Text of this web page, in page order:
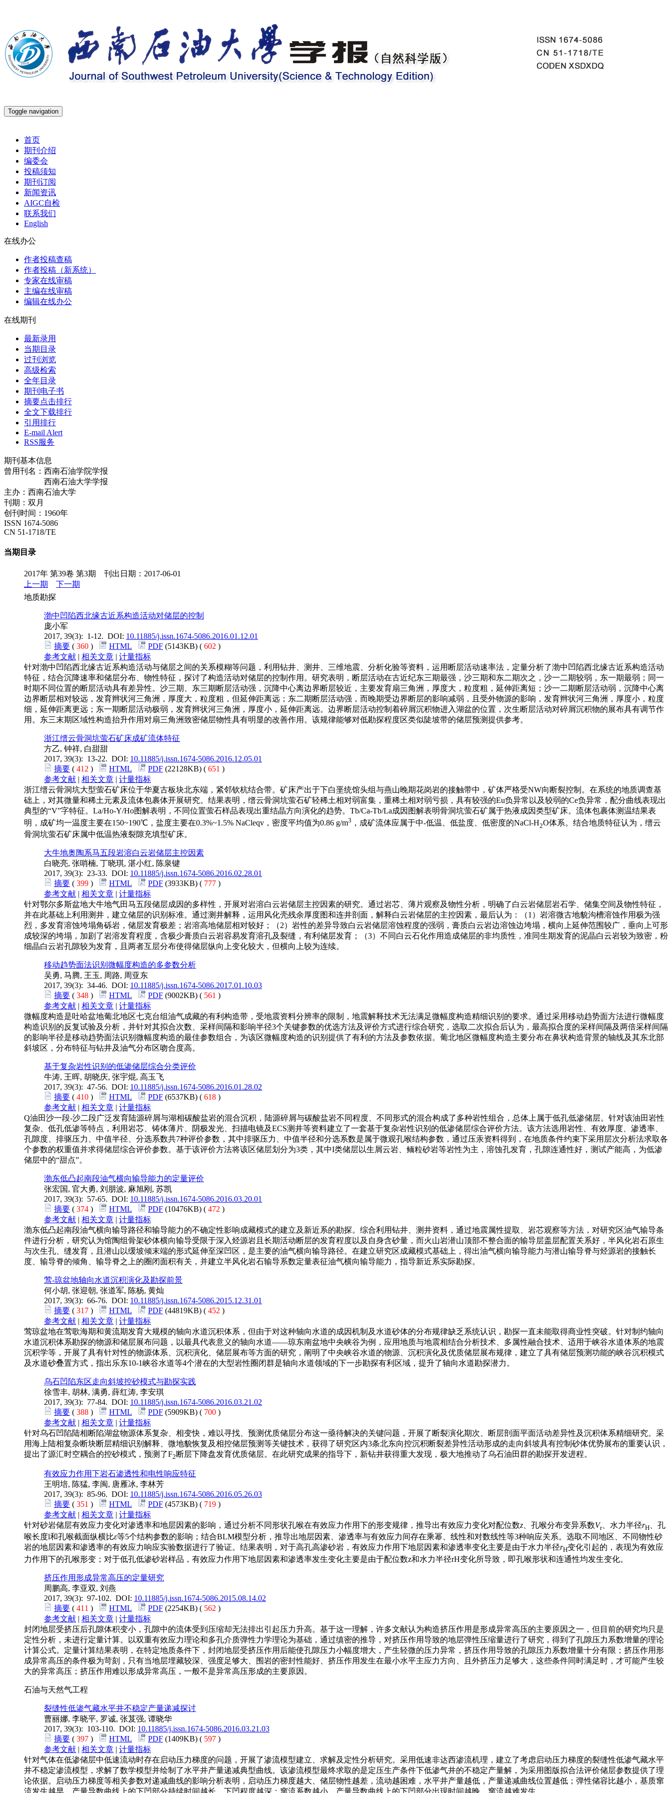
Toggle navigation
首页
期刊介绍
编委会
投稿须知
期刊订阅
新闻资讯
AIGC自检
联系我们
English
在线办公
作者投稿查稿
作者投稿（新系统）
专家在线审稿
主编在线审稿
编辑在线办公
在线期刊
最新录用
当期目录
过刊浏览
高级检索
全年目录
期刊电子书
摘要点击排行
全文下载排行
引用排行
E-mail Alert
RSS服务
期刊基本信息
曾用刊名：西南石油学院学报
西南石油大学学报
主办：西南石油大学
刊期：双月
创刊时间：1960年
ISSN 1674-5086
CN 51-1718/TE
当期目录
2017年 第39卷 第3期 刊出日期：2017-06-01
上一期
下一期
地质勘探
渤中凹陷西北缘古近系构造活动对储层的控制
庞小军
2017, 39(3): 1-12. DOI: 10.11885/j.issn.1674-5086.2016.01.12.01
摘要 ( 360 ) HTML PDF (5143KB) ( 602 )
参考文献 | 相关文章 | 计量指标
针对渤中凹陷西北缘古近系构造活动与储层之间的关系模糊等问题，利用钻井、测井、三维地震、分析化验等资料，运用断层活动速率法，定量分析了渤中凹陷西北缘古近系构造活动
特征，结合沉降速率和储层分布、物性特征，探讨了构造活动对储层的控制作用。研究表明，断层活动在古近纪东三期最强，沙三期和东二期次之，沙一二期较弱，东一期最弱；同一
时期不同位置的断层活动具有差异性。沙三期、东三期断层活动强，沉降中心离边界断层较近，主要发育扇三角洲，厚度大，粒度粗，延伸距离短；沙一二期断层活动弱，沉降中心离
边界断层相对较远，发育辫状河三角洲，厚度大，粒度粗，但延伸距离远；东二期断层活动强，而晚期受边界断层的影响减弱，且受外物源的影响，发育辫状河三角洲，厚度小，粒度
细，延伸距离更远；东一期断层活动极弱，发育辫状河三角洲，厚度小，延伸距离远。边界断层活动控制着碎屑沉积物进入湖盆的位置，次生断层活动对碎屑沉积物的展布具有调节作
用。东三末期区域性构造抬升作用对扇三角洲致密储层物性具有明显的改善作用。该规律能够对低勘探程度区类似陡坡带的储层预测提供参考。
浙江缙云骨洞坑萤石矿床成矿流体特征
方乙, 钟祥, 白甜甜
2017, 39(3): 13-22. DOI: 10.11885/j.issn.1674-5086.2016.12.05.01
摘要 ( 412 ) HTML PDF (22128KB) ( 651 )
参考文献 | 相关文章 | 计量指标
浙江缙云骨洞坑大型萤石矿床位于华夏古板块北东端，紧邻钦杭结合带。矿床产出于下白垩统馆头组与燕山晚期花岗岩的接触带中，矿体严格受NW向断裂控制。在系统的地质调查基
础上，对其微量和稀土元素及流体包裹体开展研究。结果表明，缙云骨洞坑萤石矿轻稀土相对弱富集，重稀土相对弱亏损，具有较强的Eu负异常以及较弱的Ce负异常，配分曲线表现出
典型的“V”字特征。La/Ho-Y/Ho图解表明，不同位置萤石样品表现出重结晶方向演化的趋势。Tb/Ca-Tb/La成因图解表明骨洞坑萤石矿属于热液成因类型矿床。流体包裹体测温结果表
明，成矿均一温度主要在150~190℃，盐度主要在0.3%~1.5% NaCleqv，密度平均值为0.86 g/m3 ，成矿流体应属于中-低温、低盐度、低密度的NaCl-H2O体系。结合地质特征认为，缙云
骨洞坑萤石矿床属中低温热液裂隙充填型矿床。
大牛地奥陶系马五段岩溶白云岩储层主控因素
白晓亮, 张哨楠, 丁晓琪, 湛小红, 陈泉键
2017, 39(3): 23-33. DOI: 10.11885/j.issn.1674-5086.2016.02.28.01
摘要 ( 399 ) HTML PDF (3933KB) ( 777 )
参考文献 | 相关文章 | 计量指标
针对鄂尔多斯盆地大牛地气田马五段储层成因的多样性，开展对岩溶白云岩储层主控因素的研究。通过岩芯、薄片观察及物性分析，明确了白云岩储层岩石学、储集空间及物性特征，
并在此基础上利用测井，建立储层的识别标准。通过测井解释，运用风化壳残余厚度图和连井剖面，解释白云岩储层的主控因素，最后认为：（1）岩溶微古地貌沟槽溶蚀作用极为强
烈，多发育溶蚀垮塌角砾岩，储层发育极差；岩溶高地储层相对较好；（2）岩性的差异导致白云岩储层溶蚀程度的强弱，膏质白云岩边溶蚀边垮塌，横向上延伸范围较广，垂向上可形
成较深的垮塌，加剧了岩溶发育程度，含极少膏质白云岩容易发育溶孔及裂缝，有利储层发育；（3）不同白云石化作用造成储层的非均质性，准同生期发育的泥晶白云岩较为致密，粉
细晶白云岩孔隙较为发育，且两者互层分布使得储层纵向上变化较大，但横向上较为连续。
移动趋势面法识别微幅度构造的多参数分析
吴勇, 马腾, 王玉, 周路, 周亚东
2017, 39(3): 34-46. DOI: 10.11885/j.issn.1674-5086.2017.01.10.03
摘要 ( 348 ) HTML PDF (9002KB) ( 561 )
参考文献 | 相关文章 | 计量指标
微幅度构造是吐哈盆地葡北地区七克台组油气成藏的有利构造带，受地震资料分辨率的限制，地震解释技术无法满足微幅度构造精细识别的要求。通过采用移动趋势面方法进行微幅度
构造识别的反复试验及分析，并针对其拟合次数、采样间隔和影响半径3个关键参数的优选方法及评价方式进行综合研究，选取二次拟合后认为，最高拟合度的采样间隔及两倍采样间隔
的影响半径是移动趋势面法识别微幅度构造的最佳参数组合，为该区微幅度构造的识别提供了有利的方法及参数依据。葡北地区微幅度构造主要分布在鼻状构造背景的轴线及其东北部
斜坡区，分布特征与钻井及油气分布区吻合度高。
基于复杂岩性识别的低渗储层综合分类评价
牛涛, 王晖, 胡晓庆, 张宇焜, 高玉飞
2017, 39(3): 47-56. DOI: 10.11885/j.issn.1674-5086.2016.01.28.02
摘要 ( 410 ) HTML PDF (6537KB) ( 618 )
参考文献 | 相关文章 | 计量指标
Q油田沙一段-沙二段广泛发育陆源碎屑与湖相碳酸盐岩的混合沉积，陆源碎屑与碳酸盐岩不同程度、不同形式的混合构成了多种岩性组合，总体上属于低孔低渗储层。针对该油田岩性
复杂、低孔低渗等特点，利用岩芯、铸体薄片、阴极发光、扫描电镜及ECS测井等资料建立了一套基于复杂岩性识别的低渗储层综合评价方法。该方法选用岩性、有效厚度、渗透率、
孔隙度、排驱压力、中值半径、分选系数共7种评价参数，其中排驱压力、中值半径和分选系数是属于微观孔喉结构参数，通过压汞资料得到，在地质条件约束下采用层次分析法求取各
个参数的权重值并求得储层综合评价参数。基于该评价方法将该区储层划分为3类，其中I类储层以生屑云岩、鲕粒砂岩等岩性为主，溶蚀孔发育，孔隙连通性好，测试产能高，为低渗
储层中的“甜点”。
渤东低凸起南段油气横向输导能力的定量评价
张宏国, 官大勇, 刘朋波, 麻旭刚, 苏凯
2017, 39(3): 57-65. DOI: 10.11885/j.issn.1674-5086.2016.03.20.01
摘要 ( 374 ) HTML PDF (10476KB) ( 472 )
参考文献 | 相关文章 | 计量指标
渤东低凸起南段油气横向输导路径和输导能力的不确定性影响成藏模式的建立及新近系的勘探。综合利用钻井、测井资料，通过地震属性提取、岩芯观察等方法，对研究区油气输导条
件进行分析，研究认为馆陶组骨架砂体横向输导受限于深入烃源岩且长期活动断层的发育程度以及自身含砂量，而火山岩潜山顶部不整合面的输导层盖层配置关系好，半风化岩石原生
与次生孔、缝发育，且潜山以缓坡倾末端的形式延伸至深凹区，是主要的油气横向输导路径。在建立研究区成藏模式基础上，得出油气横向输导能力与潜山输导脊与烃源岩的接触长
度、输导脊的倾角、输导脊之上的圈闭面积有关，并建立半风化岩石输导系数定量表征油气横向输导能力，指导新近系实际勘探。
莺-琼盆地轴向水道沉积演化及勘探前景
何小胡, 张迎朝, 张道军, 陈杨, 黄灿
2017, 39(3): 66-76. DOI: 10.11885/j.issn.1674-5086.2015.12.31.01
摘要 ( 317 ) HTML PDF (44819KB) ( 452 )
参考文献 | 相关文章 | 计量指标
莺琼盆地在莺歌海期和黄流期发育大规模的轴向水道沉积体系，但由于对这种轴向水道的成因机制及水道砂体的分布规律缺乏系统认识，勘探一直未能取得商业性突破。针对制约轴向
水道沉积体系勘探的物源和储层展布问题，以最具代表意义的轴向水道——琼东南盆地中央峡谷为例，应用地质与地震相结合分析技术、多属性融合技术、适用于峡谷水道体系的地震
沉积学等，开展了具有针对性的物源体系、沉积演化、储层展布等方面的研究，阐明了中央峡谷水道的物源、沉积演化及优质储层展布规律，建立了具有储层预测功能的峡谷沉积模式
及水道砂叠置方式，指出乐东10-1峡谷水道等4个潜在的大型岩性圈闭群是轴向水道领域的下一步勘探有利区域，提升了轴向水道勘探潜力。
乌石凹陷东区走向斜坡控砂模式与勘探实践
徐雪丰, 胡林, 满勇, 薛红涛, 李安琪
2017, 39(3): 77-84. DOI: 10.11885/j.issn.1674-5086.2016.03.21.02
摘要 ( 388 ) HTML PDF (5909KB) ( 700 )
参考文献 | 相关文章 | 计量指标
针对乌石凹陷陆相断陷湖盆物源体系复杂、相变快，难以寻找、预测优质储层分布这一亟待解决的关键问题，开展了断裂演化期次、断层剖面平面活动差异性及沉积体系精细研究。采
用海上陆相复杂断块断层精细识别解释、微地貌恢复及相控储层预测等关键技术，获得了研究区内3条北东向控沉积断裂差异性活动形成的走向斜坡具有控制砂体优势展布的重要认识，
提出了源汇时空耦合的控砂模式，预测了F2 断层下降盘发育优质储层。在此研究成果的指导下，新钻井获得重大发现，极大地推动了乌石油田群的勘探开发进程。
有效应力作用下岩石渗透性和电性响应特征
王明培, 陈猛, 李闽, 唐雁冰, 李林芳
2017, 39(3): 85-96. DOI: 10.11885/j.issn.1674-5086.2016.05.26.03
摘要 ( 351 ) HTML PDF (4573KB) ( 719 )
参考文献 | 相关文章 | 计量指标
针对砂岩储层有效应力变化对渗透率和地层因素的影响，通过分析不同形状孔喉在有效应力作用下的形变规律，推导出有效应力变化对配位数z 、孔喉分布变异系数Vr、水力半径rH 、孔
喉长度l和孔喉截面纵横比ε等5个结构参数的影响；结合BLM模型分析，推导出地层因素、渗透率与有效应力间存在乘幂、线性和对数线性等3种响应关系。选取不同地区、不同物性砂
岩的地层因素和渗透率的有效应力响应实验数据进行了验证。结果表明，对于高孔高渗砂岩，有效应力作用下地层因素和渗透率变化主要是由于水力半径rH变化引起的，表现为有效应
力作用下的孔喉形变；对于低孔低渗砂岩样品，有效应力作用下地层因素和渗透率发生变化主要是由于配位数z和水力半径rH变化所导致，即孔喉形状和连通性均发生变化。
挤压作用形成异常高压的定量研究
周鹏高, 李亚双, 刘燕
2017, 39(3): 97-102. DOI: 10.11885/j.issn.1674-5086.2015.08.14.02
摘要 ( 411 ) HTML PDF (2254KB) ( 562 )
参考文献 | 相关文章 | 计量指标
封闭地层受挤压后孔隙体积变小，孔隙中的流体受到压缩却无法排出引起压力升高。基于这一理解，许多文献认为构造挤压作用是形成异常高压的主要原因之一，但目前的研究均只是
定性分析，未进行定量计算。以双重有效应力理论和多孔介质弹性力学理论为基础，通过缜密的推导，对挤压作用导致的地层弹性压缩量进行了研究，得到了孔隙压力系数增量的理论
计算公式。定量计算结果表明，在特定地质条件下，封闭地层受挤压作用后能使孔隙压力小幅度增大，产生轻微的压力异常，挤压作用导致的孔隙压力系数增量十分有限；挤压作用形
成异常高压的条件极为苛刻，只有当地层埋藏较深、强度足够大、围岩的密封性能好、挤压作用发生在最小水平主应力方向、且外挤压力足够大，这些条件同时满足时，才可能产生较
大的异常高压；挤压作用难以形成异常高压，一般不是异常高压形成的主要原因。
石油与天然气工程
裂缝性低渗气藏水平井不稳定产量递减探讨
曹丽娜, 李晓平, 罗诚, 张芨强, 谭晓华
2017, 39(3): 103-110. DOI: 10.11885/j.issn.1674-5086.2016.03.21.03
摘要 ( 397 ) HTML PDF (1409KB) ( 597 )
参考文献 | 相关文章 | 计量指标
针对气体在低渗储层中低速流动时存在启动压力梯度的问题，开展了渗流模型建立、求解及定性分析研究。采用低速非达西渗流机理，建立了考虑启动压力梯度的裂缝性低渗气藏水平
井不稳定渗流模型，求解了数学模型并绘制了水平井产量递减典型曲线。该渗流模型最终求取的是定压生产条件下低渗气井的不稳定产量解，为采用图版拟合法评价储层参数提供了理
论依据。启动压力梯度等相关参数对递减曲线的影响分析表明，启动压力梯度越大、储层物性越差，流动越困难，水平井产量越低，产量递减曲线位置越低；弹性储容比越小，基质窜
流发生越早，产量导数曲线上的下凹部分持续时间越长，下凹程度越深；窜流系数越小，产量导数曲线上的下凹部分出现时间越晚，窜流越难发生。